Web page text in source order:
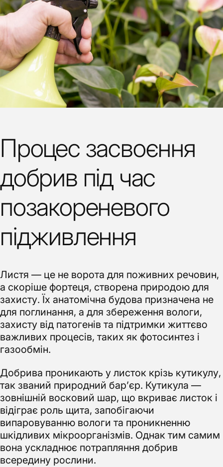
Процес засвоєння
добрив під час
позакореневого
підживлення
Листя — це не ворота для поживних речовин,
а скоріше фортеця, створена природою для
захисту. Їх анатомічна будова призначена не
для поглинання, а для збереження вологи,
захисту від патогенів та підтримки життєво
важливих процесів, таких як фотосинтез і
газообмін.
Добрива проникають у листок крізь кутикулу,
так званий природний бар’єр. Кутикула —
зовнішній восковий шар, що вкриває листок і
відіграє роль щита, запобігаючи
випаровуванню вологи та проникненню
шкідливих мікроорганізмів. Однак тим самим
вона ускладнює потрапляння добрив
всередину рослини.